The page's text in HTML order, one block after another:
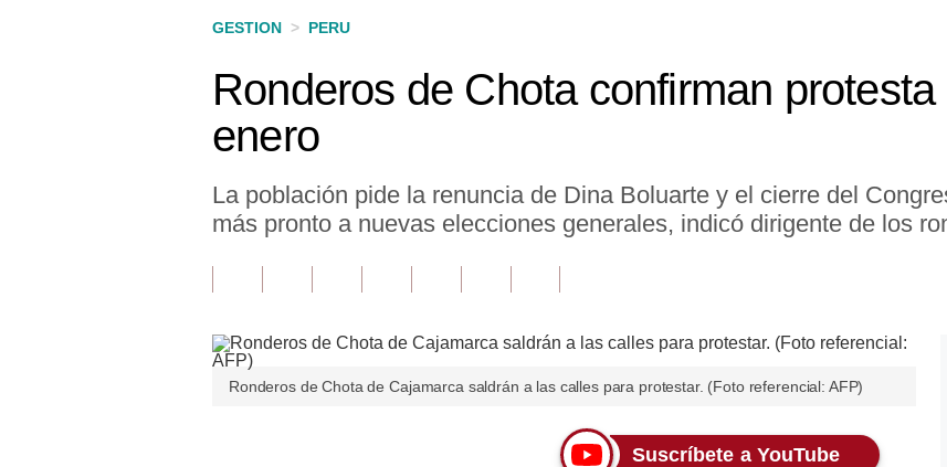
GESTION > PERU
Ronderos de Chota confirman
enero
La población pide la renuncia de Dina Boluarte y el cierre del
más pronto a nuevas elecciones generales, indicó dirigente de los
Ronderos de Chota de Cajamarca saldrán a las calles para protestar. (Foto referencial: AFP)
Suscríbete a YouTube